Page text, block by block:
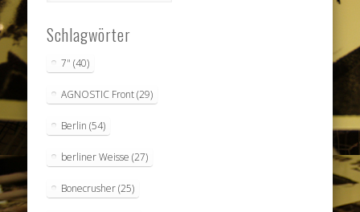
Schlagwörter
7" (40)
AGNOSTIC Front(29)
Berlin (54)
berliner Weisse (27)
Bonecrusher(25)